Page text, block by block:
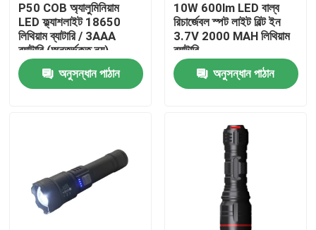
ভিডিও
P50 COB অ্যালুমিনিয়াম
LED ফ্ল্যাশলাইট 18650
লিথিয়াম ব্যাটারি / 3AAA
ব্যাটারি (অন্তর্ভুক্ত নয়)
অনুসন্ধান পাঠান
10W 600lm LED বাল্ব
রিচার্জেবল স্পট লাইট বিল্ট ইন
3.7V 2000 MAH লিথিয়াম
ব্যাটারি
অনুসন্ধান পাঠান